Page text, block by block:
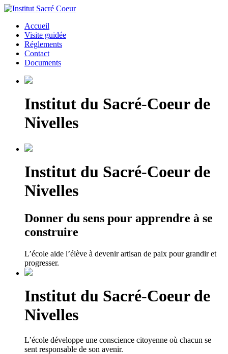
Accueil
Visite guidée
Réglements
Contact
Documents
Institut du Sacré-Coeur de
Nivelles
Institut du Sacré-Coeur de
Nivelles
Donner du sens pour apprendre à se
construire
L’école aide l’élève à devenir artisan de paix pour grandir et
progresser.
Institut du Sacré-Coeur de
Nivelles
L’école développe une conscience citoyenne où chacun se
sent responsable de son avenir.